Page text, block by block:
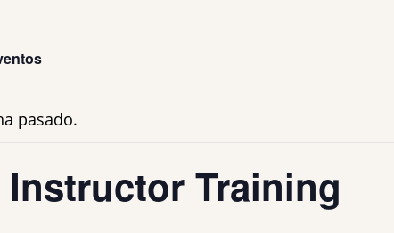
pasado.
Training